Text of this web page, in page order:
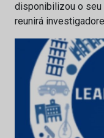
disponibilizou o seu
reunirá